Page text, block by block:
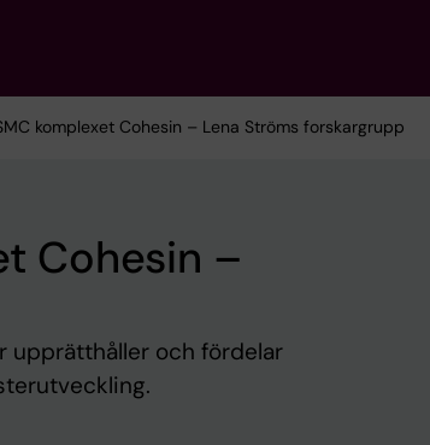
komplexet Cohesin – Lena Ströms forskargrupp
Cohesin –
upprätthåller och fördelar